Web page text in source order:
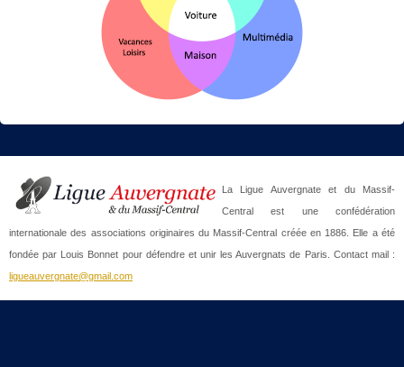
La Ligue Auvergnate et du Massif-
Central est une confédération
internationale des associations originaires du Massif-Central créée en 1886. Elle a été
fondée par Louis Bonnet pour défendre et unir les Auvergnats de Paris. Contact mail :
ligueauvergnate@gmail.com